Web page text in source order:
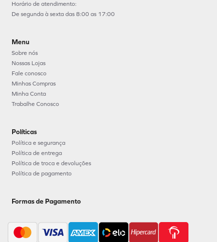
Horário de atendimento:
De segunda à sexta das 8:00 as 17:00
Menu
Sobre nós
Nossas Lojas
Fale conosco
Minhas Compras
Minha Conta
Trabalhe Conosco
Políticas
Política e segurança
Política de entrega
Política de troca e devoluções
Política de pagamento
Formas de Pagamento